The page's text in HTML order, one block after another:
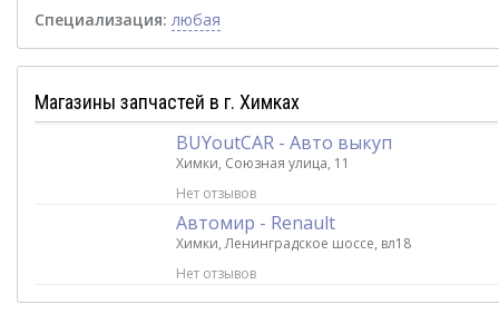
Специализация: любая
Магазины запчастей в г. Химках
BUYoutCAR - Авто выкуп
Химки, Союзная улица, 11
Нет отзывов
Автомир - Renault
Химки, Ленинградское шоссе, вл18
Нет отзывов